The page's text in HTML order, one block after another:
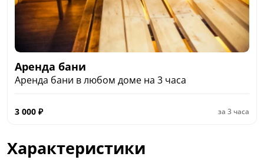
Аренда бани
Аренда бани в любом доме на 3 часа
3 000 ₽ за 3 часа
Характеристики